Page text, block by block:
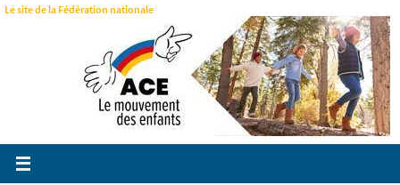
Le site de la Fédération nationale